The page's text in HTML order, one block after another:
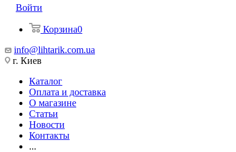
Войти
Корзина0
info@lihtarik.com.ua
г. Киев
Каталог
Оплата и доставка
О магазине
Статьи
Новости
Контакты
...